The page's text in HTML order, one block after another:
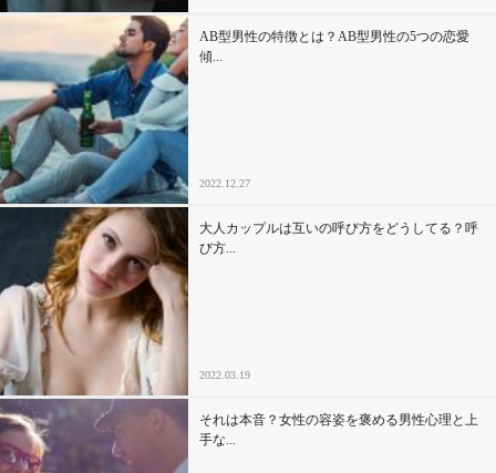
AB型男性の特徴とは？AB型男性の5つの恋愛
傾...
2022.12.27
大人カップルは互いの呼び方をどうしてる？呼
び方...
2022.03.19
それは本音？女性の容姿を褒める男性心理と上
手な...